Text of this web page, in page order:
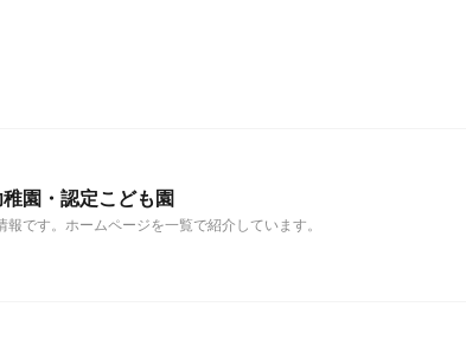
園・認定こども園
です。ホームページを一覧で紹介しています。